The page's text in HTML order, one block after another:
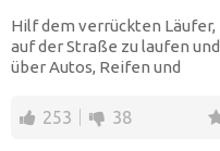
Hilf dem verrückten Läufer,
auf der Straße zu laufen und
über Autos, Reifen und
253 38